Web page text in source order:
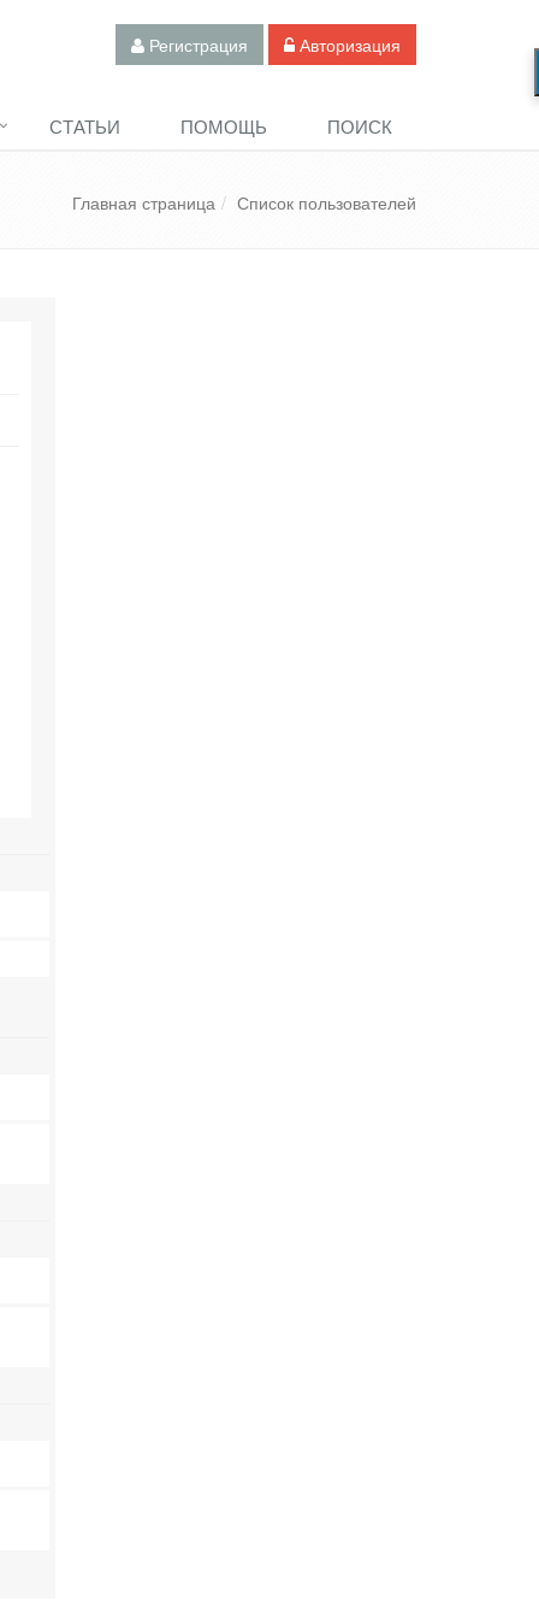
Регистрация Авторизация
СТАТЬИ ПОМОЩЬ ПОИСК
Главная страница Список пользователей